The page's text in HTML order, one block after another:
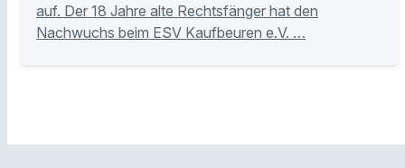
auf. Der 18 Jahre alte Rechtsfänger hat den
Nachwuchs beim ESV Kaufbeuren e.V. …